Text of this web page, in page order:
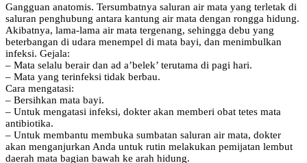
Gangguan anatomis. Tersumbatnya saluran air mata yang terletak di
saluran penghubung antara kantung air mata dengan rongga hidung.
Akibatnya, lama-lama air mata tergenang, sehingga debu yang
beterbangan di udara menempel di mata bayi, dan menimbulkan
infeksi. Gejala:
– Mata selalu berair dan ad a’belek’ terutama di pagi hari.
– Mata yang terinfeksi tidak berbau.
Cara mengatasi:
– Bersihkan mata bayi.
– Untuk mengatasi infeksi, dokter akan memberi obat tetes mata
antibiotika.
– Untuk membantu membuka sumbatan saluran air mata, dokter
akan menganjurkan Anda untuk rutin melakukan pemijatan lembut
daerah mata bagian bawah ke arah hidung.